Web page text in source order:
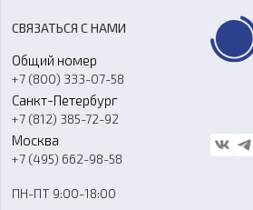
Оборудование и материалы для
Аксессуары и прочее оборудование
Программное обеспечение
Ремонт и услуги
О компании
Контакты
Гос. закупки
Стать дилером
Блог
СВЯЗАТЬСЯ С НАМИ
Общий номер
+7 (800) 333-07-58
Санкт-Петербург
+7 (812) 385-72-92
Москва
+7 (495) 662-98-58
ПН-ПТ 9:00-18:00